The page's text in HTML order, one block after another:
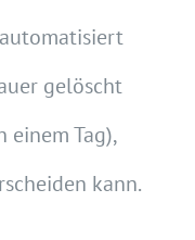
gelöscht
einem Tag),
kann.